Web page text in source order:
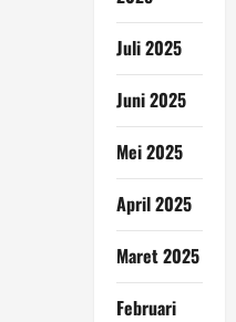
Juli 2025
Juni 2025
Mei 2025
April 2025
Maret 2025
Februari